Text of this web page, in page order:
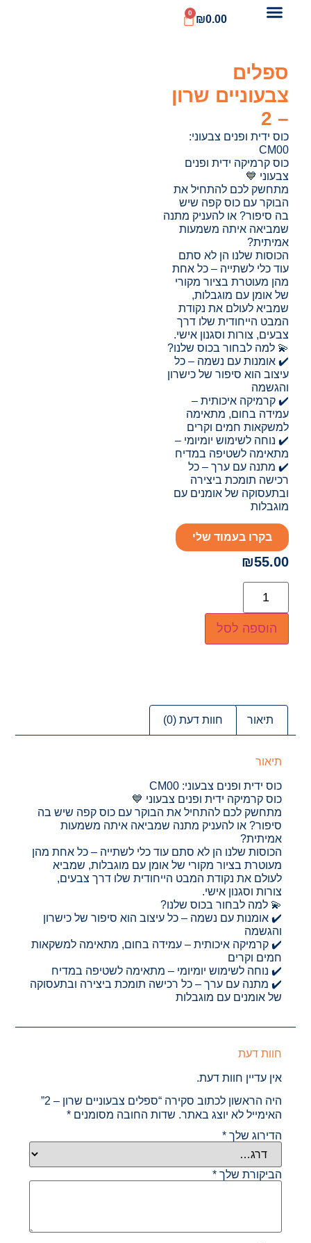
₪0.00
0
ספלים
צבעוניים שרון
– 2
כוס ידית ופנים צבעוני:
CM00
כוס קרמיקה ידית ופנים
צבעוני 💙
מתחשק לכם להתחיל את
הבוקר עם כוס קפה שיש
בה סיפור? או להעניק מתנה
שמביאה איתה משמעות
אמיתית?
הכוסות שלנו הן לא סתם
עוד כלי לשתייה – כל אחת
מהן מעוטרת בציור מקורי
של אומן עם מוגבלות,
שמביא לעולם את נקודת
המבט הייחודית שלו דרך
צבעים, צורות וסגנון אישי.
💫 למה לבחור בכוס שלנו?
✔️ אומנות עם נשמה – כל
עיצוב הוא סיפור של כישרון
והגשמה
✔️ קרמיקה איכותית –
עמידה בחום, מתאימה
למשקאות חמים וקרים
✔️ נוחה לשימוש יומיומי –
מתאימה לשטיפה במדיח
✔️ מתנה עם ערך – כל
רכישה תומכת ביצירה
ובתעסוקה של אומנים עם
מוגבלות
בקרו בעמוד שלי
₪55.00
הוספה לסל
תיאור חוות דעת (0)
תיאור
כוס ידית ופנים צבעוני: CM00
כוס קרמיקה ידית ופנים צבעוני 💙
מתחשק לכם להתחיל את הבוקר עם כוס קפה שיש בה
סיפור? או להעניק מתנה שמביאה איתה משמעות
אמיתית?
הכוסות שלנו הן לא סתם עוד כלי לשתייה – כל אחת מהן
מעוטרת בציור מקורי של אומן עם מוגבלות, שמביא
לעולם את נקודת המבט הייחודית שלו דרך צבעים,
צורות וסגנון אישי.
💫 למה לבחור בכוס שלנו?
✔️ אומנות עם נשמה – כל עיצוב הוא סיפור של כישרון
והגשמה
✔️ קרמיקה איכותית – עמידה בחום, מתאימה למשקאות
חמים וקרים
✔️ נוחה לשימוש יומיומי – מתאימה לשטיפה במדיח
✔️ מתנה עם ערך – כל רכישה תומכת ביצירה ובתעסוקה
של אומנים עם מוגבלות
חוות דעת
אין עדיין חוות דעת.
היה הראשון לכתוב סקירה “ספלים צבעוניים שרון – 2”
האימייל לא יוצג באתר. שדות החובה מסומנים*
הדירוג שלך*
הביקורת שלך*